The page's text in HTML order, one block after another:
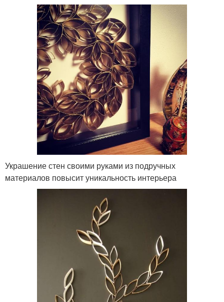
Украшение стен своими руками из подручных
материалов повысит уникальность интерьера